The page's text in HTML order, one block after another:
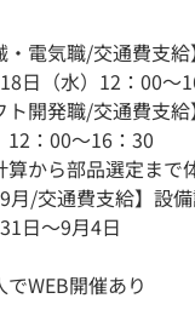
電気職/交通費支
日（水）12：00～
開発職/交通費支
12：00～16：30
から部品選定まで
/交通費支給】設
日～9月4日
WEB開催あり